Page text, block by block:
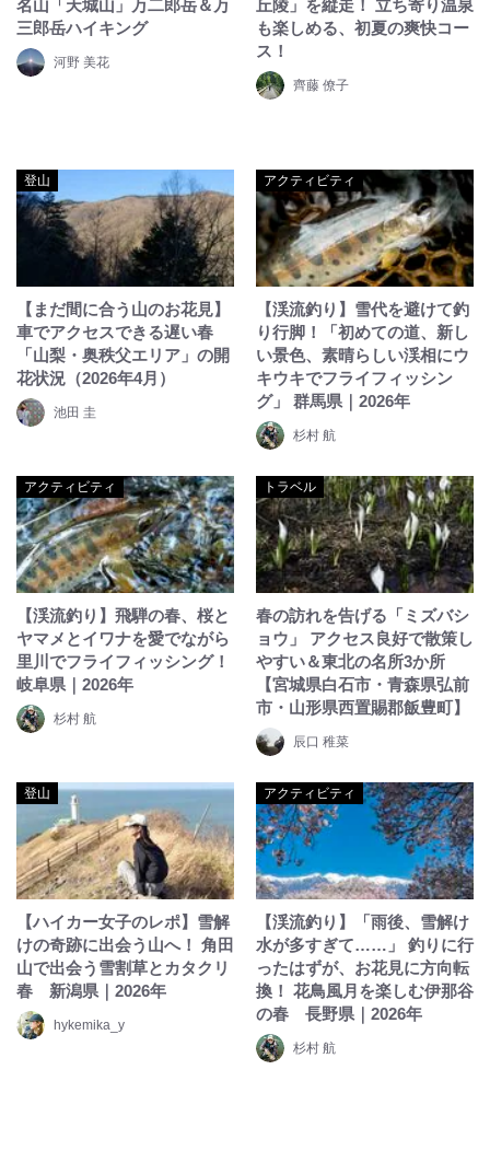
名山「天城山」万二郎岳＆万
三郎岳ハイキング
河野 美花
丘陵」を縦走！ 立ち寄り温泉
も楽しめる、初夏の爽快コー
ス！
齊藤 僚子
登山
【まだ間に合う山のお花見】
車でアクセスできる遅い春
「山梨・奥秩父エリア」の開
花状況（2026年4月）
池田 圭
アクティビティ
【渓流釣り】雪代を避けて釣
り行脚！「初めての道、新し
い景色、素晴らしい渓相にウ
キウキでフライフィッシン
グ」 群馬県｜2026年
杉村 航
アクティビティ
【渓流釣り】飛騨の春、桜と
ヤマメとイワナを愛でながら
里川でフライフィッシング！
岐阜県｜2026年
杉村 航
トラベル
春の訪れを告げる「ミズバシ
ョウ」 アクセス良好で散策し
やすい＆東北の名所3か所
【宮城県白石市・青森県弘前
市・山形県西置賜郡飯豊町】
辰口 稚菜
登山
【ハイカー女子のレポ】雪解
けの奇跡に出会う山へ！ 角田
山で出会う雪割草とカタクリ
春 新潟県｜2026年
hykemika_y
アクティビティ
【渓流釣り】「雨後、雪解け
水が多すぎて……」 釣りに行
ったはずが、お花見に方向転
換！ 花鳥風月を楽しむ伊那谷
の春 長野県｜2026年
杉村 航